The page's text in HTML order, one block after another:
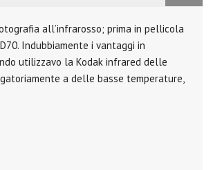
all’infrarosso; prima in pellicola
Indubbiamente i vantaggi in
utilizzavo la Kodak infrared delle
a delle basse temperature,